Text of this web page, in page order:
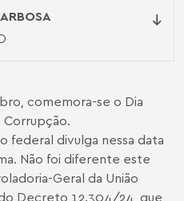
comemora-se o Dia
federal divulga nessa data
Não foi diferente este
Geral da União
Decreto 12.304/24 , que